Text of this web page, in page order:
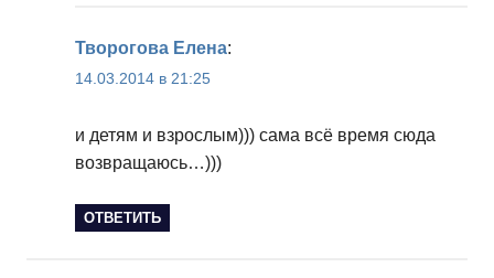
Творогова Елена:
14.03.2014 в 21:25
и детям и взрослым))) сама всё время сюда
возвращаюсь…)))
ОТВЕТИТЬ